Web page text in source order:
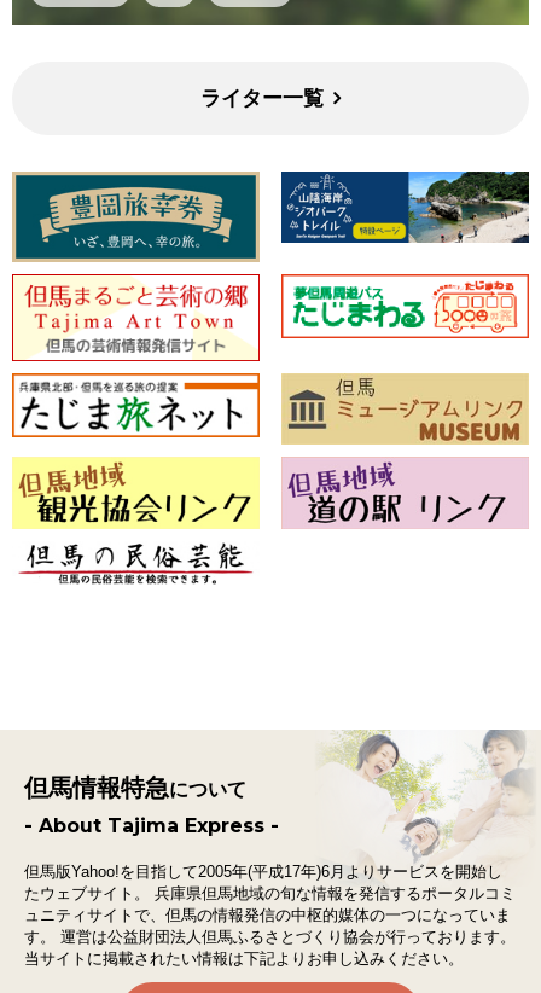
ライター一覧
但馬情報特急について
- About Tajima Express -
但馬版Yahoo!を目指して2005年(平成17年)6月よりサービスを開始し
たウェブサイト。
兵庫県但馬地域の旬な情報を発信するポータルコミ
ュニティサイトで、 但馬の情報発信の中枢的媒体の一つになっていま
す。
運営は公益財団法人但馬ふるさとづくり協会が行っております。
当サイトに掲載されたい情報は下記よりお申し込みください。